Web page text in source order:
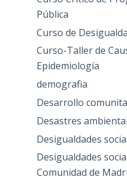
Pública
Curso de
Curso-Taller de
Epidemiología
demografia
Desarrollo
Desastres
Desigualdades
Desigualdades
Comunidad de